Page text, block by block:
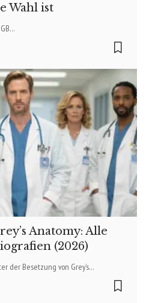
Wahl ist
Anatomy: Alle
(2026)
der Besetzung von Grey’s…